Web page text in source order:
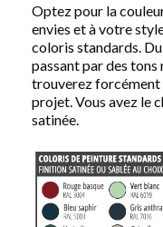
Optez pour la
envies et à votre
coloris standards.
passant par des tons
trouverez forcément
projet. Vous avez le
satinée.